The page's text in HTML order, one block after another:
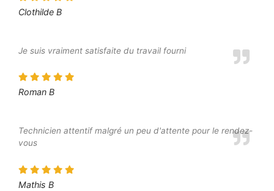
Clothilde B
Je suis vraiment satisfaite du travail fourni
Roman B
Technicien attentif malgré un peu d'attente pour le rendez-
vous
Mathis B